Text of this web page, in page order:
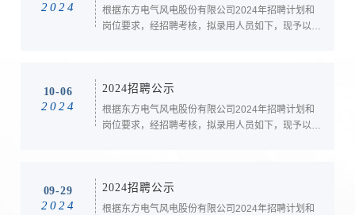
业1何维本科辽宁工程技术大学金属材料工程2周小...
2024
根据东方电气风电股份有限公司2024年招聘计划和
岗位要求，经招聘考核，拟录用人员如下，现予以公
dffdjw@dongfang.com。序号姓名学历毕业学校专
业1李川本科兰州理工大学金属材料2王菲本科曲阜...
10-06
2024
2024招聘公示
根据东方电气风电股份有限公司2024年招聘计划和
岗位要求，经招聘考核，拟录用人员如下，现予以公
dffdjw@dongfang.com。序号姓名学历毕业学校专
业1张欢本科新疆农业大学土木工程2胡云涯本科四...
09-29
2024
2024招聘公示
根据东方电气风电股份有限公司2024年招聘计划和